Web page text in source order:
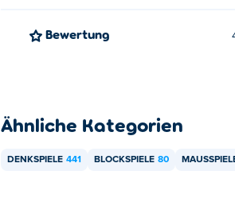
Bewertung
Ähnliche Kategorien
DENKSPIELE 441 BLOCKSPIELE 80